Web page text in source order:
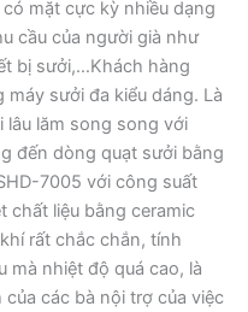
mặt cực kỳ nhiều dạng
cầu của người già như
bị sưởi,…Khách hàng
sưởi đa kiểu dáng. Là
lâu lăm song song với
đến dòng quạt sưởi bằng
7005 với công suất
chất liệu bằng ceramic
rất chắc chắn, tính
mà nhiệt độ quá cao, là
các bà nội trợ của việc